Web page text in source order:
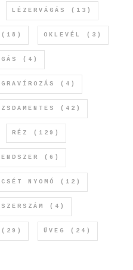
LÉZERVÁGÁS (13)
OKLEVÉL (3)
(4)
(4)
(42)
RÉZ (129)
(6)
NYOMÓ (12)
(4)
ÜVEG (24)